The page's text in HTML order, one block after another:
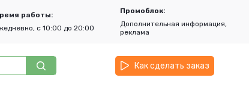
работы:
с 10:00 до 20:00
Промоблок:
Дополнительная информация,
реклама
Как сделать заказ